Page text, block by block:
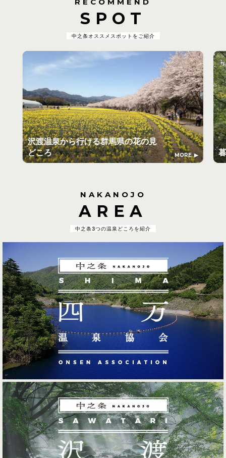
SPOT
中之条オススメスポットをご紹介
沢渡温泉から行ける群馬県の花の見
どころ
MORE
NAKANOJO
AREA
中之条3つの温泉どころを紹介